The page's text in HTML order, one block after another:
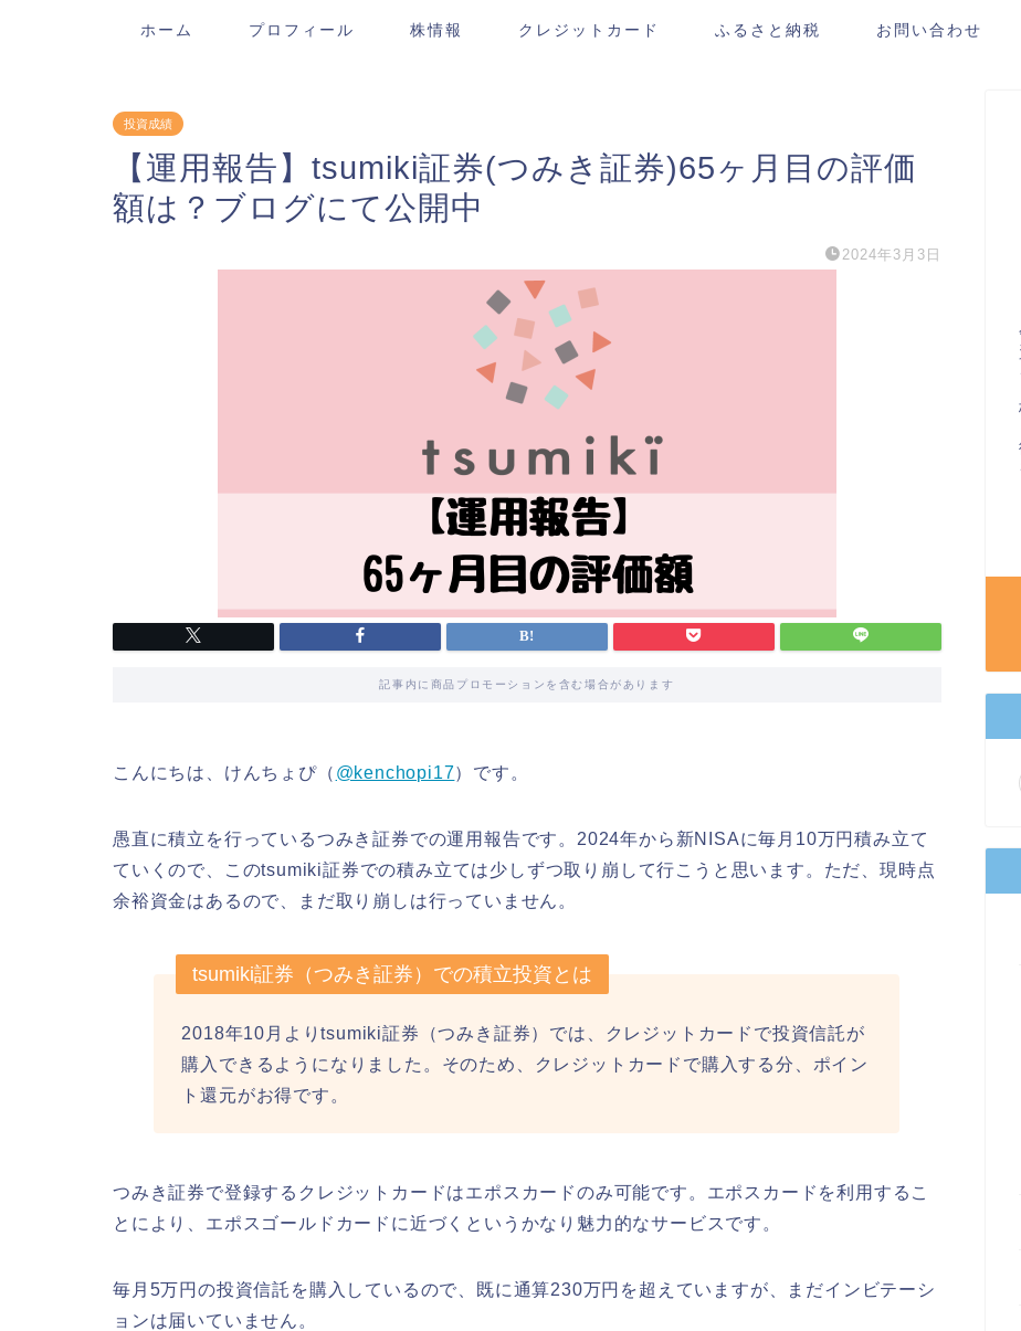
ホーム プロフィール 株情報 クレジットカード ふるさと納税 お問い合わせ
投資成績
【運用報告】tsumiki証券(つみき証券)65ヶ月目の評価
額は？ブログにて公開中
2024年3月3日
記事内に商品プロモーションを含む場合があります
こんにちは、けんちょぴ（ @kenchopi17）です。
愚直に積立を行っているつみき証券での運用報告です。2024年から新NISAに毎月10万円積み立て
ていくので、このtsumiki証券での積み立ては少しずつ取り崩して行こうと思います。ただ、現時点
余裕資金はあるので、まだ取り崩しは行っていません。
tsumiki証券（つみき証券）での積立投資とは
2018年10月よりtsumiki証券（つみき証券）では、クレジットカードで投資信託が
購入できるようになりました。そのため、クレジットカードで購入する分、ポイン
ト還元がお得です。
つみき証券で登録するクレジットカードはエポスカードのみ可能です。エポスカードを利用するこ
とにより、エポスゴールドカードに近づくというかなり魅力的なサービスです。
毎月5万円の投資信託を購入しているので、既に通算230万円を超えていますが、まだインビテーシ
ョンは届いていません。